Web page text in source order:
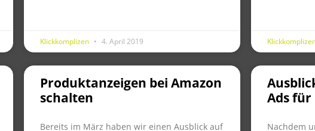
Klickkomplizen 4. April 2019
Produktanzeigen bei Amazon
schalten
Bereits im März haben wir einen Ausblick auf
Ads für
Nachdem